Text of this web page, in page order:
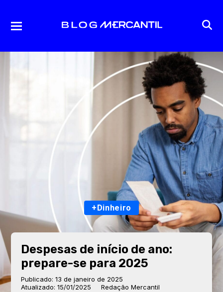
+Dinheiro
Despesas de início de ano:
prepare-se para 2025
Publicado: 13 de janeiro de 2025
Atualizado: 15/01/2025
Redação Mercantil